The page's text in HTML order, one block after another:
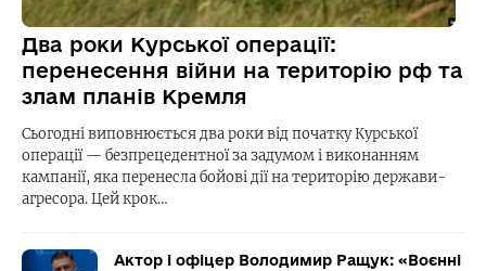
Два роки Курської операції:
перенесення війни на територію рф та
злам планів Кремля
Сьогодні виповнюється два роки від початку Курської
операції — безпрецедентної за задумом і виконанням
кампанії, яка перенесла бойові дії на територію держави-
агресора. Цей крок…
Актор і офіцер Володимир Ращук: «Воєнні